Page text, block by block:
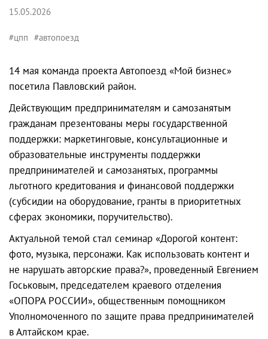
15.05.2026
#цпп #автопоезд
14 мая команда проекта Автопоезд «Мой бизнес»
посетила Павловский район.
Действующим предпринимателям и самозанятым
гражданам презентованы меры государственной
поддержки: маркетинговые, консультационные и
образовательные инструменты поддержки
предпринимателей и самозанятых, программы
льготного кредитования и финансовой поддержки
(субсидии на оборудование, гранты в приоритетных
сферах экономики, поручительство).
Актуальной темой стал семинар «Дорогой контент:
фото, музыка, персонажи. Как использовать контент и
не нарушать авторские права?», проведенный Евгением
Госьковым, председателем краевого отделения
«ОПОРА РОССИИ», общественным помощником
Уполномоченного по защите права предпринимателей
в Алтайском крае.